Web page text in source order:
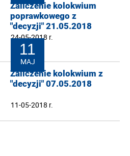
Zaliczenie kolokwium
poprawkowego z
"decyzji" 21.05.2018
24-05-2018 r.
11
MAJ
Zaliczenie kolokwium z
"decyzji" 07.05.2018
11-05-2018 r.